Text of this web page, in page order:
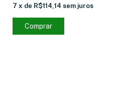
7 x de R$114,14 sem juros
Comprar